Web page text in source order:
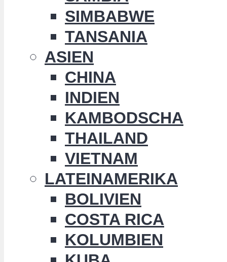
SIMBABWE
TANSANIA
ASIEN
CHINA
INDIEN
KAMBODSCHA
THAILAND
VIETNAM
LATEINAMERIKA
BOLIVIEN
COSTA RICA
KOLUMBIEN